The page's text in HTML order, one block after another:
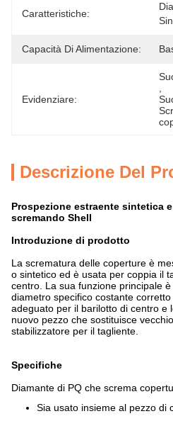
Caratteristiche:
Capacità Di Alimentazione:
Evidenziare:
Descrizione Del
Prospezione estraente sintetica
scremando Shell
Introduzione di prodotto
La scrematura delle coperture è
o sintetico ed è usata per coppia il
centro. La sua funzione principale
diametro specifico costante
adeguato per il barilotto di centro e
nuovo pezzo che sostituisce
stabilizzatore per il tagliente.
Specifiche
Diamante di PQ che screma
Sia usato insieme al pezzo di